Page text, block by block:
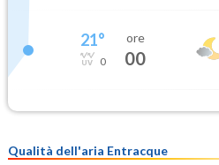
21°
0
ore
00
Qualità dell'aria Entracque